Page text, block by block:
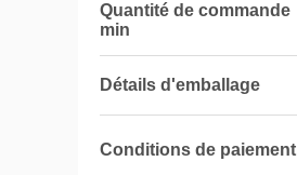
Quantité de commande
min
Détails d'emballage
Conditions de paiement